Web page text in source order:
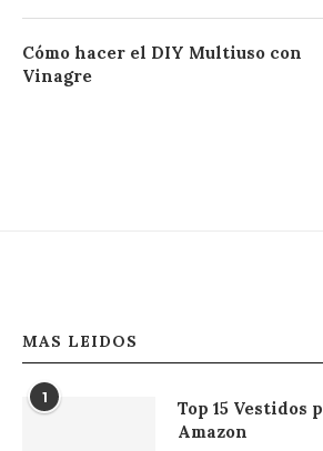
Cómo hacer el DIY Multiuso con
Vinagre
MAS LEIDOS
1
Top 15 Vestidos
Amazon